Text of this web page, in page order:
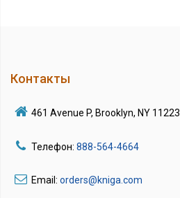
Контакты
461 Avenue P, Brooklyn, NY 11223
Телефон: 888-564-4664
Email: orders@kniga.com